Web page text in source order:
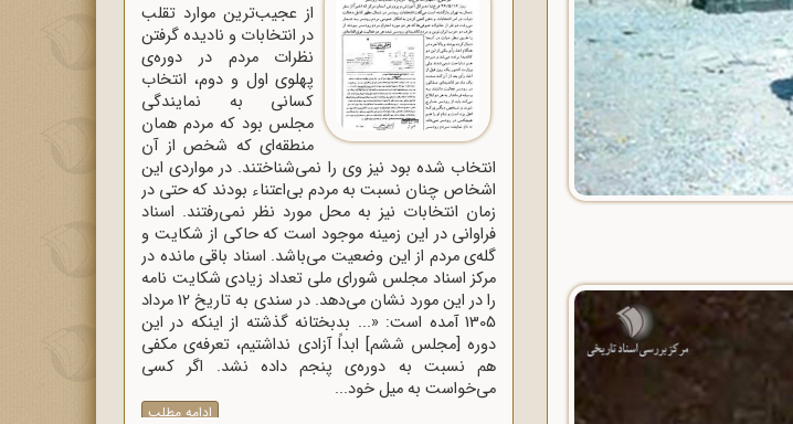
از عجیب‌ترین موارد تقلب
در انتخابات و نادیده گرفتن
نظرات مردم در دوره‌ی
پهلوی اول و دوم، انتخاب
کسانی به نمایندگی
مجلس بود که مردم همان
منطقه‌ای که شخص از آن
انتخاب شده بود نیز وی را نمی‌شناختند. در مواردی این
اشخاص چنان نسبت به مردم بی‌اعتناء بودند که حتی در
زمان انتخابات نیز به محل مورد نظر نمی‌رفتند. اسناد
فراوانی در این زمینه موجود است که حاکی از شکایت و
گله‌ی مردم از این وضعیت می‌باشد. اسناد باقی مانده در
مرکز اسناد مجلس شورای ملی تعداد زیادی شکایت نامه
را در این مورد نشان می‌دهد. در سندی به تاریخ 12 مرداد
1305 آمده است: «... بدبختانه گذشته از اینکه در این
دوره [مجلس ششم] ابداً آزادی نداشتیم، تعرفه‌ی مکفی
هم نسبت به دوره‌ی پنجم داده نشد. اگر کسی
می‌خواست به میل خود...
ادامه مطلب